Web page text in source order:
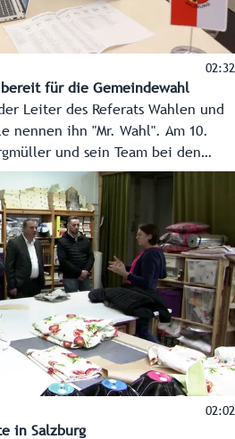
02:32
bereit für die Gemeindewahl
Leiter des Referats Wahlen und
nennen ihn "Mr. Wahl". Am 10.
und sein Team bei den
viel zu tun, damit alles korrekt
02:02
in Salzburg